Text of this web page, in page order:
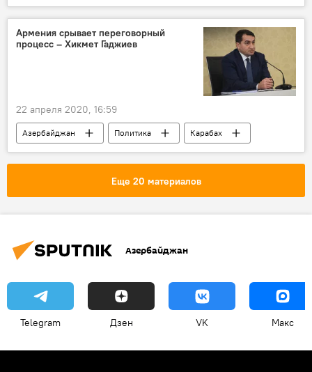
Новости мира
Экономика
Антирекорд
Армения срывает переговорный
процесс – Хикмет Гаджиев
22 апреля 2020, 16:59
Азербайджан Политика
Карабах
Новости
Хикмет Гаджиев Армения
Еще 20 материалов
Азербайджан
Telegram Дзен VK Макс